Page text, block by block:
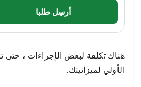
أرسِل طلبا
هناك تكلفة لبعض الإجراءات ،
الأولي لميزانيتك.